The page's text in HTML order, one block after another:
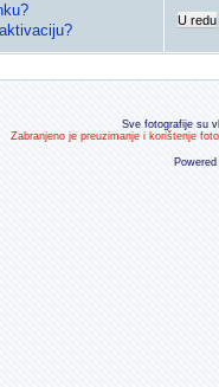
U redu
Sve fotografije su
Zabranjeno je preuzimanje i korištenje